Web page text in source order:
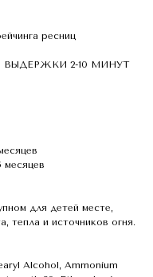
ресниц
2-10 МИНУТ
месяцев
для детей месте,
тепла и источников огня.
Alcohol, Ammonium